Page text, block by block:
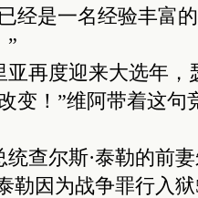
经是一名经验丰富
”
再度迎来大选年，
变！”维阿带着这句
尔斯·泰勒的前妻
勒因为战争罪行入